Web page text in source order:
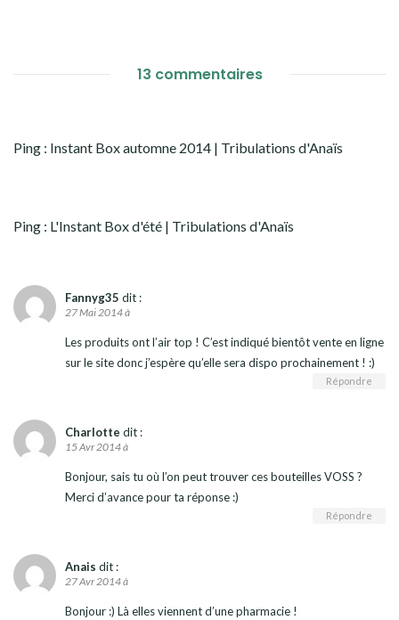
13 commentaires
Ping : Instant Box automne 2014 | Tribulations d'Anaïs
Ping : L'Instant Box d'été | Tribulations d'Anaïs
Fannyg35 dit :
27 Mai 2014 à
Les produits ont l’air top ! C’est indiqué bientôt vente en ligne
sur le site donc j’espère qu’elle sera dispo prochainement ! :)
Répondre
Charlotte dit :
15 Avr 2014 à
Bonjour, sais tu où l’on peut trouver ces bouteilles VOSS ?
Merci d’avance pour ta réponse :)
Répondre
Anais dit :
27 Avr 2014 à
Bonjour :) Là elles viennent d’une pharmacie !